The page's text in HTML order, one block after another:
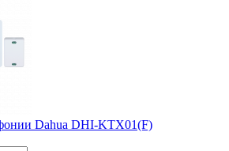
Dahua DHI-KTX01(F)